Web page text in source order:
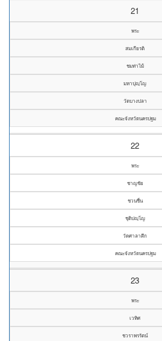
21
พระ
สมเกียรติ
ชมท่าไม้
มหาปุญฺโญ
วัดบางปลา
คณะจังหวัดนครปฐม
22
พระ
ชาญชัย
ชวนชื่น
ชุติปญฺโญ
วัดศาลาตึก
คณะจังหวัดนครปฐม
23
พระ
เวทิศ
ชวราพรรัตน์